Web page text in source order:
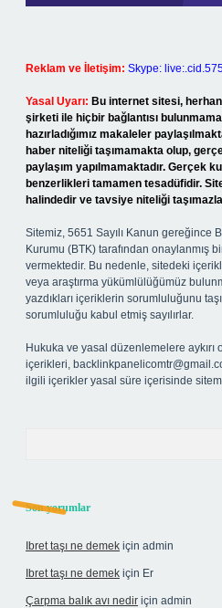
Reklam ve İletişim: Skype:
Yasal Uyarı: Bu internet sitesi,
şirketi ile hiçbir bağlantısı
hazırladığımız makaleler
haber niteliği taşımamakta olup,
paylaşım yapılmamaktadır. Gerçek
benzerlikleri tamamen tesadüfidir.
halindedir ve tavsiye niteliği
Sitemiz, 5651 Sayılı Kanun gereğince
Kurumu (BTK) tarafından onaylanmış
vermektedir. Bu nedenle, sitedeki
veya araştırma yükümlülüğümüz
yazdıkları içeriklerin sorumluluğunu
sorumluluğu kabul etmiş sayılırlar.
Hukuka ve yasal düzenlemelere
içerikleri,
ilgili içerikler yasal süre içerisinde
Son yorumlar
Ibret taşı ne demek için admin
Ibret taşı ne demek için Er
Çarpma balık avı nedir için admin